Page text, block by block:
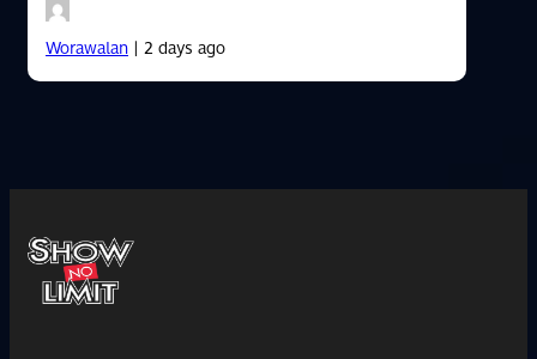
Worawalan| 2 days ago